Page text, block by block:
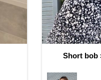
Short bob